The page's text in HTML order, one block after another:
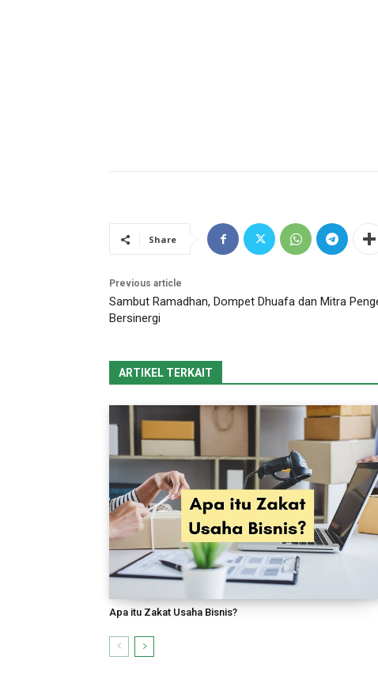
Share
Previous article
Sambut Ramadhan, Dompet Dhuafa dan Mitra
Bersinergi
ARTIKEL TERKAIT
Apa itu Zakat Usaha Bisnis?